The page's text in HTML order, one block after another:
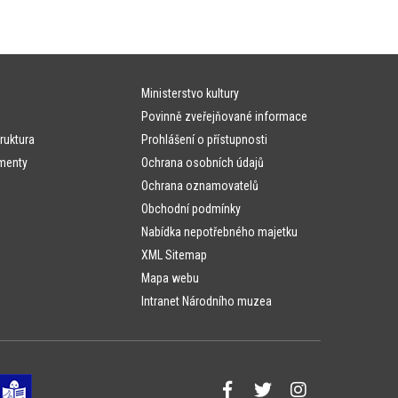
Ministerstvo kultury
Povinně zveřejňované informace
Prohlášení o přístupnosti
Ochrana osobních údajů
Ochrana oznamovatelů
Obchodní podmínky
Nabídka nepotřebného majetku
XML Sitemap
Mapa webu
Intranet Národního muzea